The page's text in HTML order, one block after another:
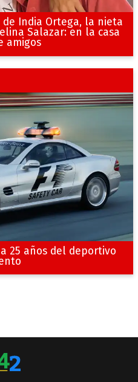
India Ortega, la nieta
Salazar: en la casa
amigos
a 25 años del deportivo